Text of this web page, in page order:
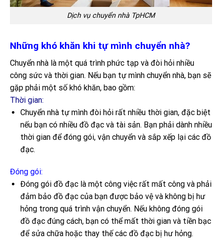
Dịch vụ chuyển nhà TpHCM
Những khó khăn khi tự mình chuyển nhà?
Chuyển nhà là một quá trình phức tạp và đòi hỏi nhiều
công sức và thời gian. Nếu bạn tự mình chuyển nhà, bạn sẽ
gặp phải một số khó khăn, bao gồm:
Thời gian:
Chuyển nhà tự mình đòi hỏi rất nhiều thời gian, đặc biệt
nếu bạn có nhiều đồ đạc và tài sản. Bạn phải dành nhiều
thời gian để đóng gói, vận chuyển và sắp xếp lại các đồ
đạc.
Đóng gói:
Đóng gói đồ đạc là một công việc rất mất công và phải
đảm bảo đồ đạc của bạn được bảo vệ và không bị hư
hỏng trong quá trình vận chuyển. Nếu không đóng gói
đồ đạc đúng cách, bạn có thể mất thời gian và tiền bạc
để sửa chữa hoặc thay thế các đồ đạc bị hư hỏng.